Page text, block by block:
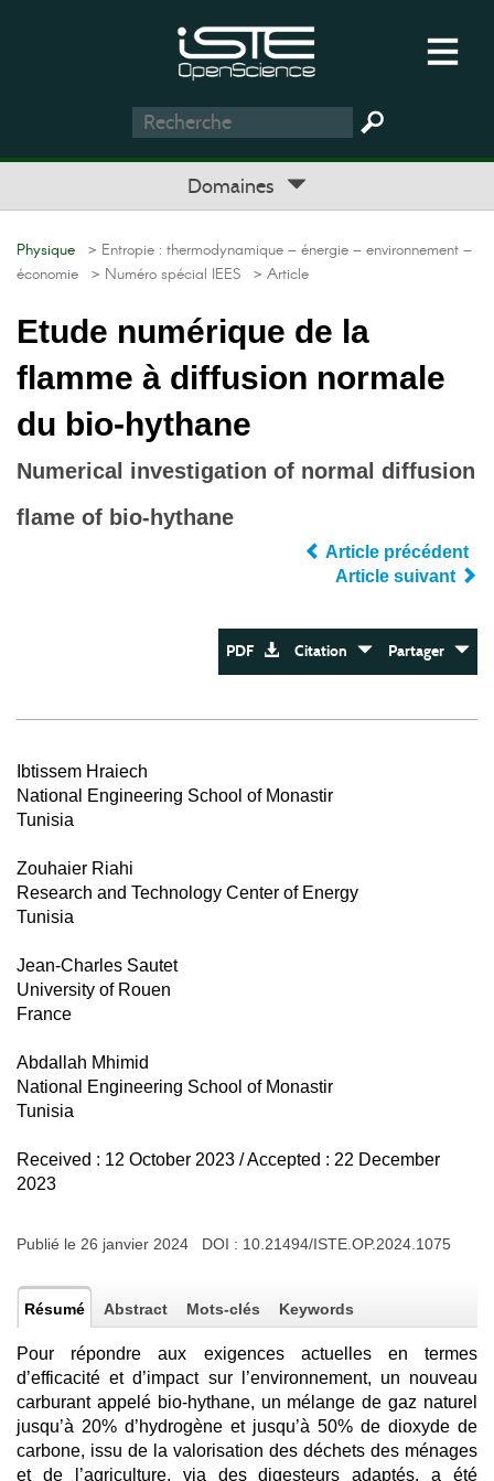
Domaines
Physique > Entropie : thermodynamique – énergie – environnement –
économie > Numéro spécial IEES > Article
Etude numérique de la
flamme à diffusion normale
du bio-hythane
Numerical investigation of normal diffusion
flame of bio-hythane
Article précédent
Article suivant
PDF Citation Partager
Ibtissem Hraiech
National Engineering School of Monastir
Tunisia
Zouhaier Riahi
Research and Technology Center of Energy
Tunisia
Jean-Charles Sautet
University of Rouen
France
Abdallah Mhimid
National Engineering School of Monastir
Tunisia
Received : 12 October 2023 / Accepted : 22 December
2023
Publié le 26 janvier 2024 DOI : 10.21494/ISTE.OP.2024.1075
Résumé Abstract Mots-clés Keywords
Pour répondre aux exigences actuelles en termes
d’efficacité et d’impact sur l’environnement, un nouveau
carburant appelé bio-hythane, un mélange de gaz naturel
jusqu’à 20% d’hydrogène et jusqu’à 50% de dioxyde de
carbone, issu de la valorisation des déchets des ménages
et de l’agriculture, via des digesteurs adaptés, a été